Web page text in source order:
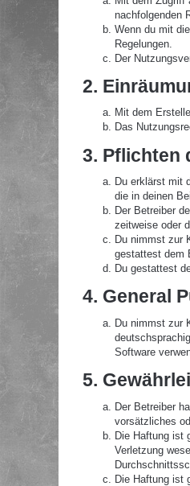
nachfolgenden
Wenn du mit
Regelungen.
Der
2.
Mit dem
Das
3. Pflichten
Du erklärst mit
die in deinen
Der Betreiber
zeitweise oder
Du nimmst zur
gestattest dem
Du gestattest
4. General
Du nimmst zur
Software
5.
Der Betreiber
vorsätzliches
Die Haftung ist
Verletzung
Die Haftung ist